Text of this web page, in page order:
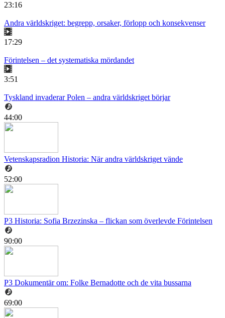
23:16
Andra världskriget: begrepp, orsaker, förlopp och konsekvenser
17:29
Förintelsen – det systematiska mördandet
3:51
Tyskland invaderar Polen – andra världskriget börjar
44:00
Vetenskapsradion Historia: När andra världskriget vände
52:00
P3 Historia: Sofia Brzezinska – flickan som överlevde Förintelsen
90:00
P3 Dokumentär om: Folke Bernadotte och de vita bussarna
69:00